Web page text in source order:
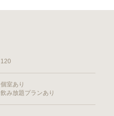
120
個室あり
飲み放題プランあり